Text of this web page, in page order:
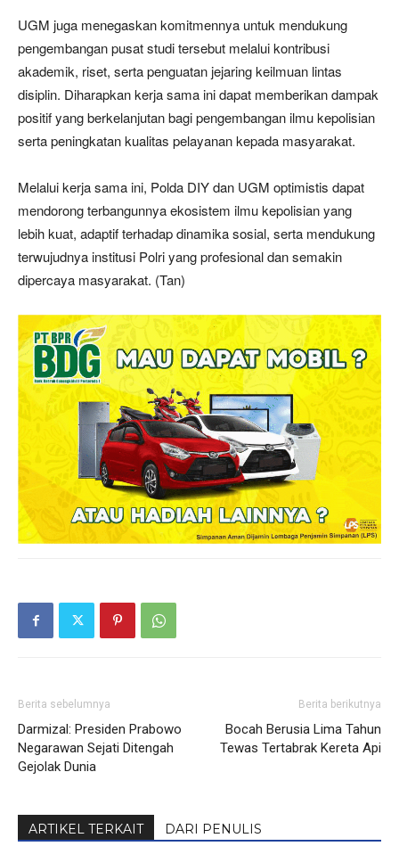
UGM juga menegaskan komitmennya untuk mendukung
pengembangan pusat studi tersebut melalui kontribusi
akademik, riset, serta penguatan jejaring keilmuan lintas
disiplin. Diharapkan kerja sama ini dapat memberikan dampak
positif yang berkelanjutan bagi pengembangan ilmu kepolisian
serta peningkatan kualitas pelayanan kepada masyarakat.
Melalui kerja sama ini, Polda DIY dan UGM optimistis dapat
mendorong terbangunnya ekosistem ilmu kepolisian yang
lebih kuat, adaptif terhadap dinamika sosial, serta mendukung
terwujudnya institusi Polri yang profesional dan semakin
dipercaya masyarakat. (Tan)
Berita sebelumnya
Darmizal: Presiden Prabowo
Negarawan Sejati Ditengah
Gejolak Dunia
Berita berikutnya
Bocah Berusia Lima Tahun
Tewas Tertabrak Kereta Api
ARTIKEL TERKAIT DARI PENULIS